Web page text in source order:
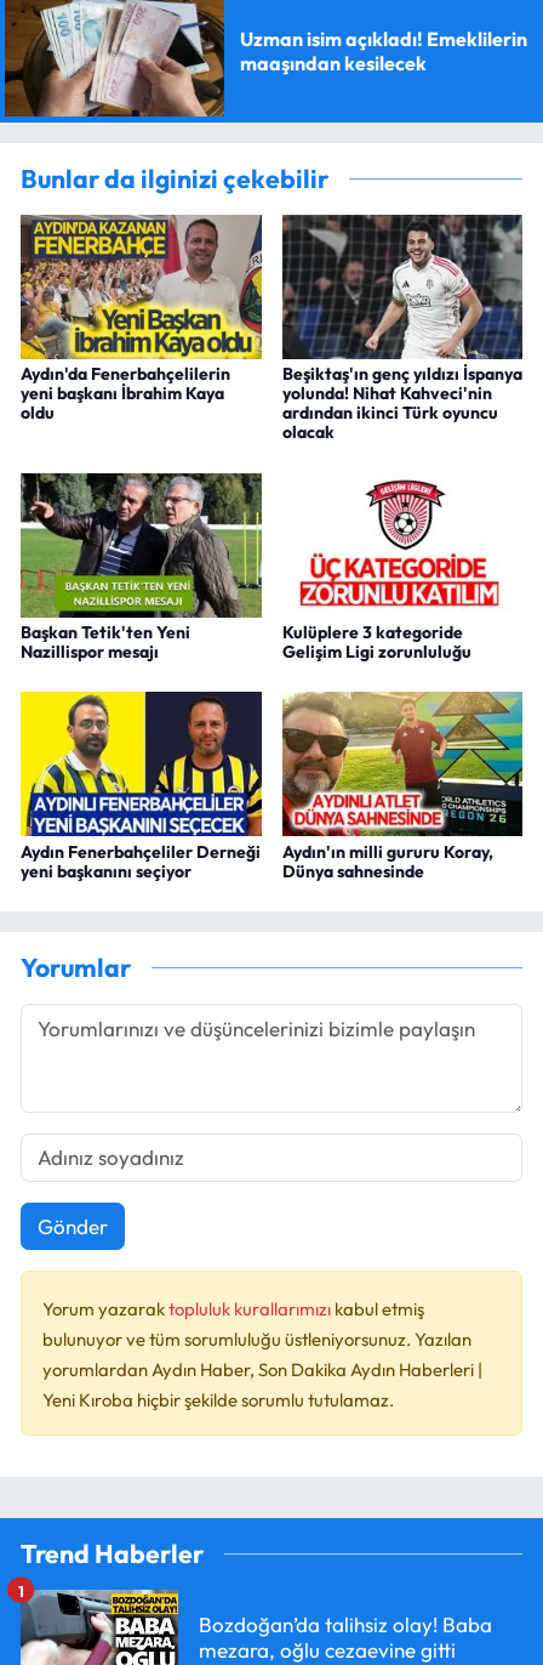
Uzman isim açıkladı! Emeklilerin
maaşından kesilecek
Bunlar da ilginizi çekebilir
Aydın'da Fenerbahçelilerin
yeni başkanı İbrahim Kaya
oldu
Beşiktaş'ın genç yıldızı İspanya
yolunda! Nihat Kahveci'nin
ardından ikinci Türk oyuncu
olacak
Başkan Tetik'ten Yeni
Nazillispor mesajı
Kulüplere 3 kategoride
Gelişim Ligi zorunluluğu
Aydın Fenerbahçeliler Derneği
yeni başkanını seçiyor
Aydın'ın milli gururu Koray,
Dünya sahnesinde
Yorumlar
Gönder
Yorum yazaraktopluluk kurallarımızı kabul etmiş
bulunuyor ve tüm sorumluluğu üstleniyorsunuz. Yazılan
yorumlardan Aydın Haber, Son Dakika Aydın Haberleri |
Yeni Kıroba hiçbir şekilde sorumlu tutulamaz.
Trend Haberler
Bozdoğan’da talihsiz olay! Baba
mezara, oğlu cezaevine gitti
1